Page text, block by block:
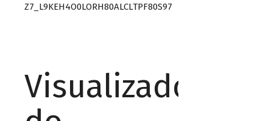
Z7_L9KEH4O0LORH80ALCLTPF80S97
Visualizador